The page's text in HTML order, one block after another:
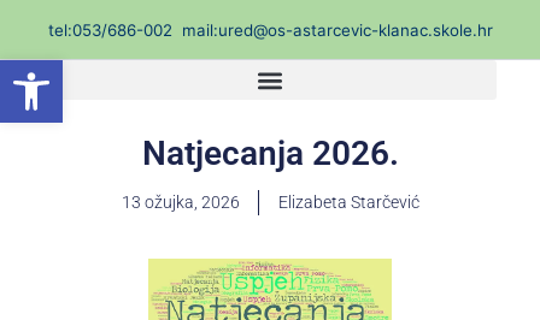
Open toolbar
content
tel:053/686-002 mail:ured@os-astarcevic-klanac.skole.hr
Natjecanja 2026.
13 ožujka, 2026 Elizabeta Starčević